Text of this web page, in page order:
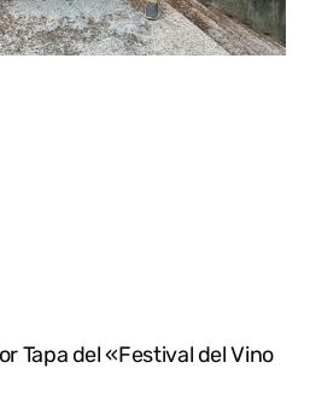
Tapa del «Festival del Vino